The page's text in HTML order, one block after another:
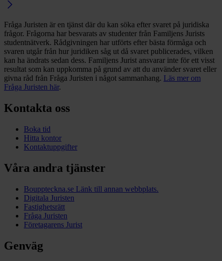
Fråga Juristen är en tjänst där du kan söka efter svaret på juridiska
frågor. Frågorna har besvarats av studenter från Familjens Jurists
studentnätverk. Rådgivningen har utförts efter bästa förmåga och
svaren utgår från hur juridiken såg ut då svaret publicerades, vilken
kan ha ändrats sedan dess. Familjens Jurist ansvarar inte för ett visst
resultat som kan uppkomma på grund av att du använder svaret eller
givna råd från Fråga Juristen i något sammanhang. Läs mer om
Fråga Juristen här.
Kontakta oss
Boka tid
Hitta kontor
Kontaktuppgifter
Våra andra tjänster
Bouppteckna.se Länk till annan webbplats.
Digitala Juristen
Fastighetsrätt
Fråga Juristen
Företagarens Jurist
Genväg